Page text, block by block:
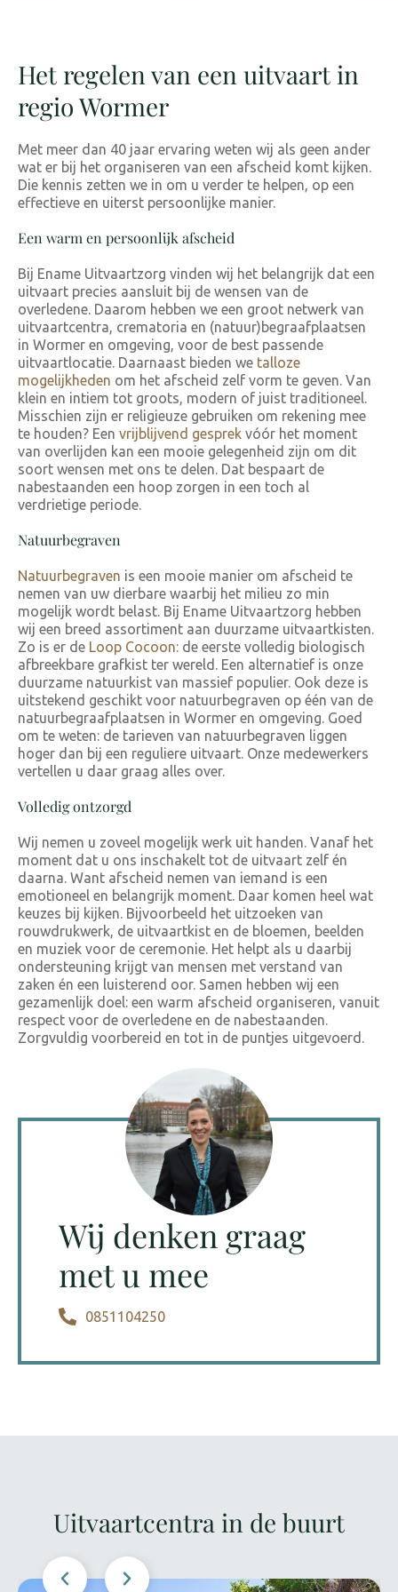
Het regelen van een uitvaart in
regio Wormer
Met meer dan 40 jaar ervaring weten wij als geen ander
wat er bij het organiseren van een afscheid komt kijken.
Die kennis zetten we in om u verder te helpen, op een
effectieve en uiterst persoonlijke manier.
Een warm en persoonlijk afscheid
Bij Ename Uitvaartzorg vinden wij het belangrijk dat een
uitvaart precies aansluit bij de wensen van de
overledene. Daarom hebben we een groot netwerk van
uitvaartcentra, crematoria en (natuur)begraafplaatsen
in Wormer en omgeving, voor de best passende
uitvaartlocatie. Daarnaast bieden we talloze
mogelijkheden om het afscheid zelf vorm te geven. Van
klein en intiem tot groots, modern of juist traditioneel.
Misschien zijn er religieuze gebruiken om rekening mee
te houden? Een vrijblijvend gesprek vóór het moment
van overlijden kan een mooie gelegenheid zijn om dit
soort wensen met ons te delen. Dat bespaart de
nabestaanden een hoop zorgen in een toch al
verdrietige periode.
Natuurbegraven
Natuurbegraven is een mooie manier om afscheid te
nemen van uw dierbare waarbij het milieu zo min
mogelijk wordt belast. Bij Ename Uitvaartzorg hebben
wij een breed assortiment aan duurzame uitvaartkisten.
Zo is er de Loop Cocoon: de eerste volledig biologisch
afbreekbare grafkist ter wereld. Een alternatief is onze
duurzame natuurkist van massief populier. Ook deze is
uitstekend geschikt voor natuurbegraven op één van de
natuurbegraafplaatsen in Wormer en omgeving. Goed
om te weten: de tarieven van natuurbegraven liggen
hoger dan bij een reguliere uitvaart. Onze medewerkers
vertellen u daar graag alles over.
Volledig ontzorgd
Wij nemen u zoveel mogelijk werk uit handen. Vanaf het
moment dat u ons inschakelt tot de uitvaart zelf én
daarna. Want afscheid nemen van iemand is een
emotioneel en belangrijk moment. Daar komen heel wat
keuzes bij kijken. Bijvoorbeeld het uitzoeken van
rouwdrukwerk, de uitvaartkist en de bloemen, beelden
en muziek voor de ceremonie. Het helpt als u daarbij
ondersteuning krijgt van mensen met verstand van
zaken én een luisterend oor. Samen hebben wij een
gezamenlijk doel: een warm afscheid organiseren, vanuit
respect voor de overledene en de nabestaanden.
Zorgvuldig voorbereid en tot in de puntjes uitgevoerd.
Wij denken graag
met u mee
0851104250
Uitvaartcentra in de buurt